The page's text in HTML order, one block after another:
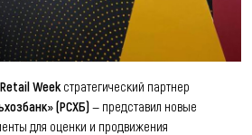
Week стратегический партнер
(РСХБ)— представил новые
для оценки и продвижения